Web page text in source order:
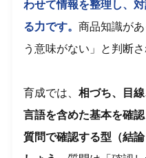
わせて情報を整理し、
る力です。商品知識が
う意味がない」と判断
育成では、相づち、目
言語を含めた基本を確
質問で確認する型（結